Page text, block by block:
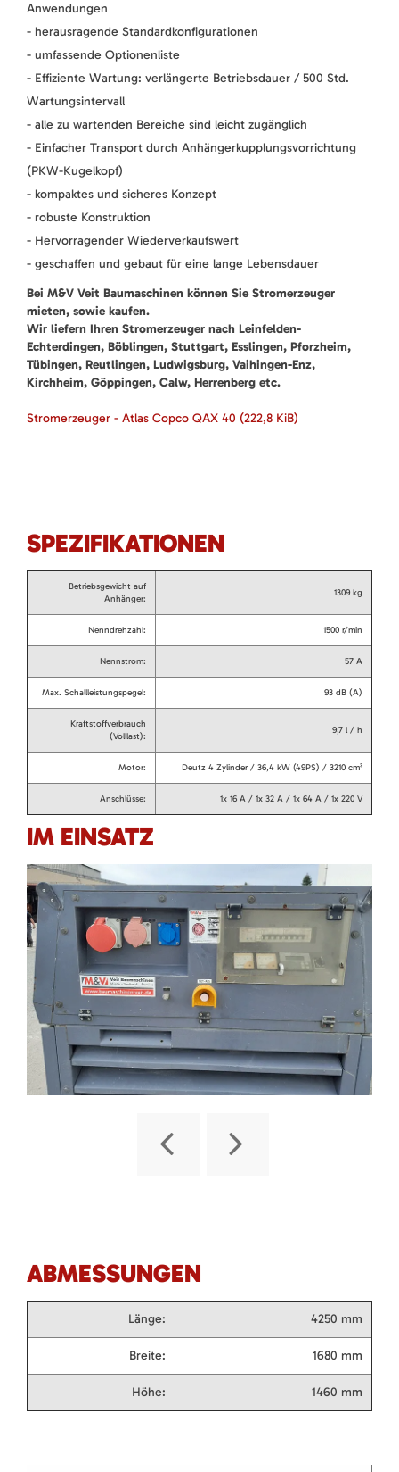
Anwendungen
- herausragende Standardkonfigurationen
- umfassende Optionenliste
- Effiziente Wartung: verlängerte Betriebsdauer / 500 Std.
Wartungsintervall
- alle zu wartenden Bereiche sind leicht zugänglich
- Einfacher Transport durch Anhängerkupplungsvorrichtung
(PKW-Kugelkopf)
- kompaktes und sicheres Konzept
- robuste Konstruktion
- Hervorragender Wiederverkaufswert
- geschaffen und gebaut für eine lange Lebensdauer
Bei M&V Veit Baumaschinen können Sie Stromerzeuger
mieten, sowie kaufen.
Wir liefern Ihren Stromerzeuger nach Leinfelden-
Echterdingen, Böblingen, Stuttgart, Esslingen, Pforzheim,
Tübingen, Reutlingen, Ludwigsburg, Vaihingen-Enz,
Kirchheim, Göppingen, Calw, Herrenberg etc.
Stromerzeuger - Atlas Copco QAX 40 (222,8 KiB)
SPEZIFIKATIONEN
Betriebsgewicht auf
Anhänger:
1309 kg
Nenndrehzahl: 1500 r/min
Nennstrom: 57 A
Max. Schallleistungspegel: 93 dB (A)
Kraftstoffverbrauch
(Volllast):
9,7 l / h
Motor: Deutz 4 Zylinder / 36,4 kW (49PS) / 3210 cm³
Anschlüsse: 1x 16 A / 1x 32 A / 1x 64 A / 1x 220 V
IM EINSATZ
ABMESSUNGEN
Länge: 4250 mm
Breite: 1680 mm
Höhe: 1460 mm